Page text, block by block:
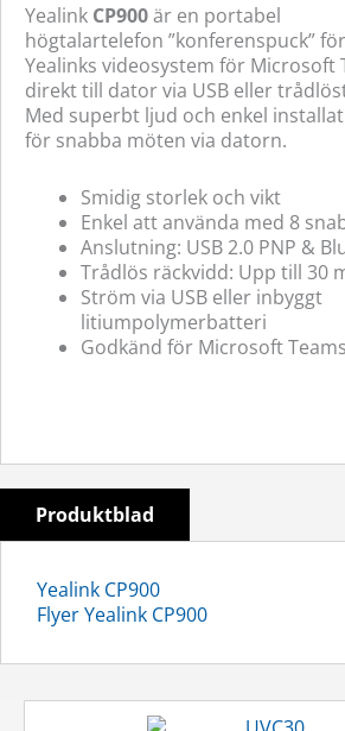
Yealink CP900är en portabel
högtalartelefon ”konferenspuck”
Yealinks videosystem för Microsoft
direkt till dator via USB eller
Med superbt ljud och enkel
för snabba möten via datorn.
Smidig storlek och vikt
Enkel att använda med 8
Anslutning: USB 2.0 PNP &
Trådlös räckvidd: Upp till 30
Ström via USB eller inbyggt
litiumpolymerbatteri
Godkänd för Microsoft Teams
Produktblad
Yealink CP900
Flyer Yealink CP900